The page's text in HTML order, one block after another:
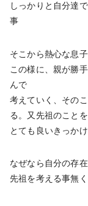
しっかりと自分達
事
そこから熱心な息
この様に、親が勝
んで
考えていく、その
る。又先祖のこと
とても良いきっか
なぜなら自分の存
先祖を考える事無